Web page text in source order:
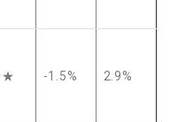
-1.5% 2.9%